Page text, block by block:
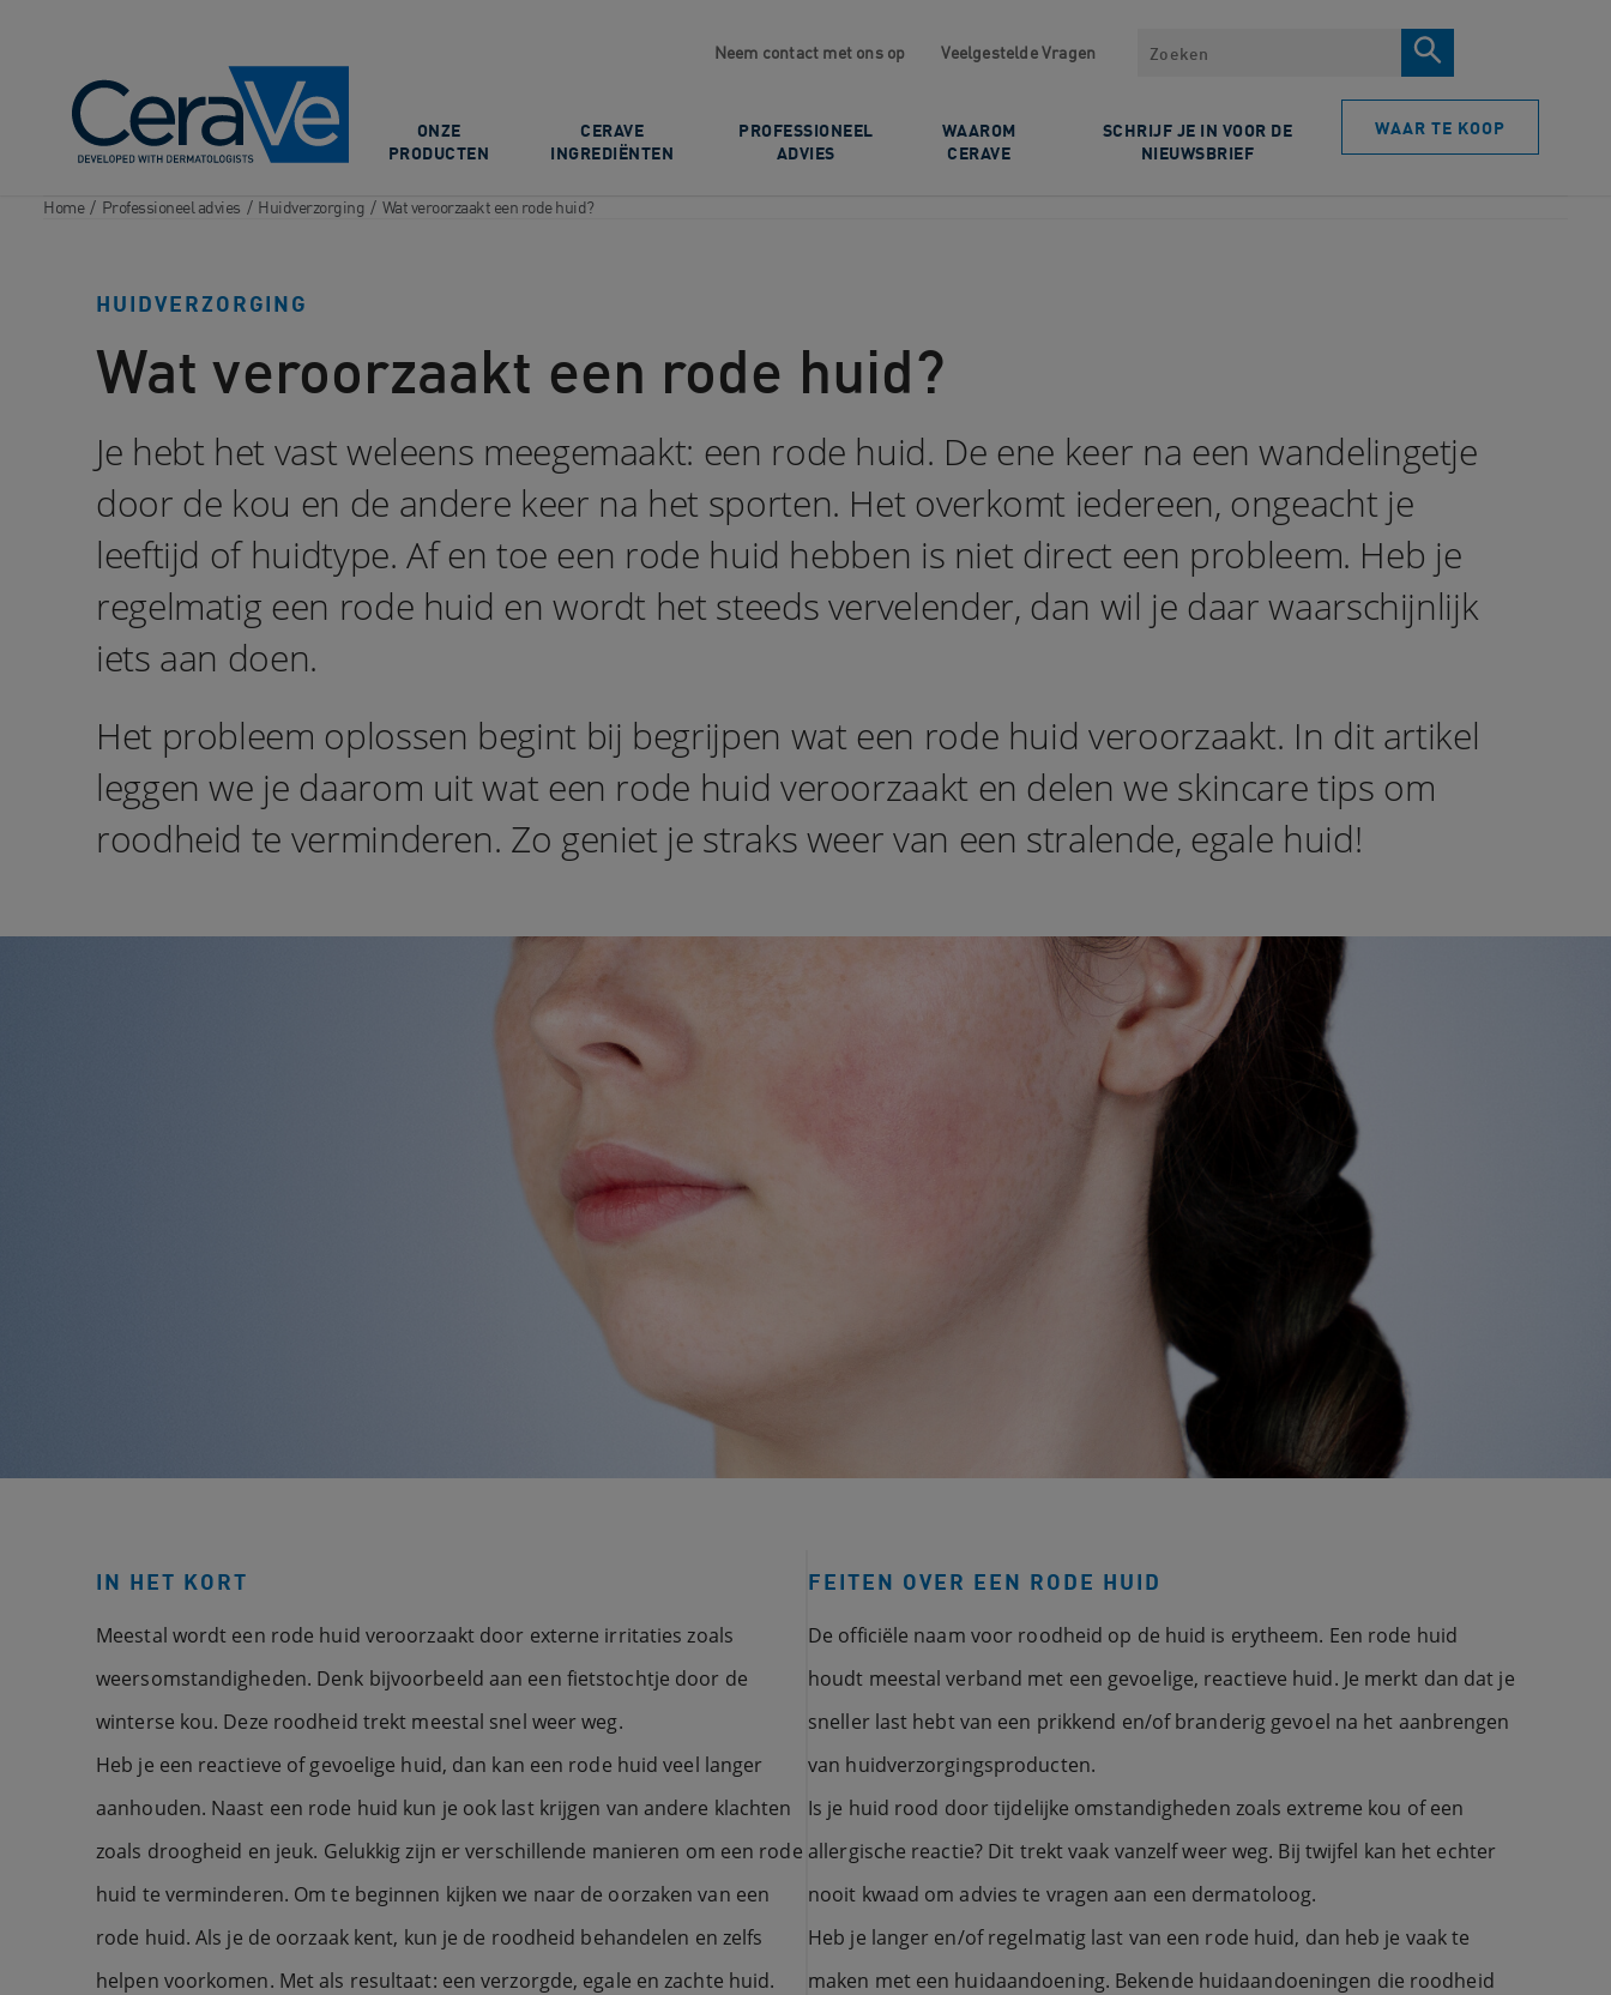
Neem contact met ons op Veelgestelde Vragen Zoeken
ONZE
PRODUCTEN
CERAVE
INGREDIËNTEN
PROFESSIONEEL
ADVIES
WAAROM
CERAVE
SCHRIJF JE IN VOOR DE
NIEUWSBRIEF
WAAR TE KOOP
Home / Professioneel advies / Huidverzorging / Wat veroorzaakt een rode huid?
HUIDVERZORGING
Wat veroorzaakt een rode huid?
Je hebt het vast weleens meegemaakt: een rode huid. De ene keer na een wandelingetje
door de kou en de andere keer na het sporten. Het overkomt iedereen, ongeacht je
leeftijd of huidtype. Af en toe een rode huid hebben is niet direct een probleem. Heb je
regelmatig een rode huid en wordt het steeds vervelender, dan wil je daar waarschijnlijk
iets aan doen.
Het probleem oplossen begint bij begrijpen wat een rode huid veroorzaakt. In dit artikel
leggen we je daarom uit wat een rode huid veroorzaakt en delen we skincare tips om
roodheid te verminderen. Zo geniet je straks weer van een stralende, egale huid!
IN HET KORT
Meestal wordt een rode huid veroorzaakt door externe irritaties zoals
weersomstandigheden. Denk bijvoorbeeld aan een fietstochtje door de
winterse kou. Deze roodheid trekt meestal snel weer weg.
Heb je een reactieve of gevoelige huid, dan kan een rode huid veel langer
aanhouden. Naast een rode huid kun je ook last krijgen van andere klachten
zoals droogheid en jeuk. Gelukkig zijn er verschillende manieren om een rode
huid te verminderen. Om te beginnen kijken we naar de oorzaken van een
rode huid. Als je de oorzaak kent, kun je de roodheid behandelen en zelfs
helpen voorkomen. Met als resultaat: een verzorgde, egale en zachte huid.
FEITEN OVER EEN RODE HUID
De officiële naam voor roodheid op de huid is erytheem. Een rode huid
houdt meestal verband met een gevoelige, reactieve huid. Je merkt dan dat je
sneller last hebt van een prikkend en/of branderig gevoel na het aanbrengen
van huidverzorgingsproducten.
Is je huid rood door tijdelijke omstandigheden zoals extreme kou of een
allergische reactie? Dit trekt vaak vanzelf weer weg. Bij twijfel kan het echter
nooit kwaad om advies te vragen aan een dermatoloog.
Heb je langer en/of regelmatig last van een rode huid, dan heb je vaak te
maken met een huidaandoening. Bekende huidaandoeningen die roodheid